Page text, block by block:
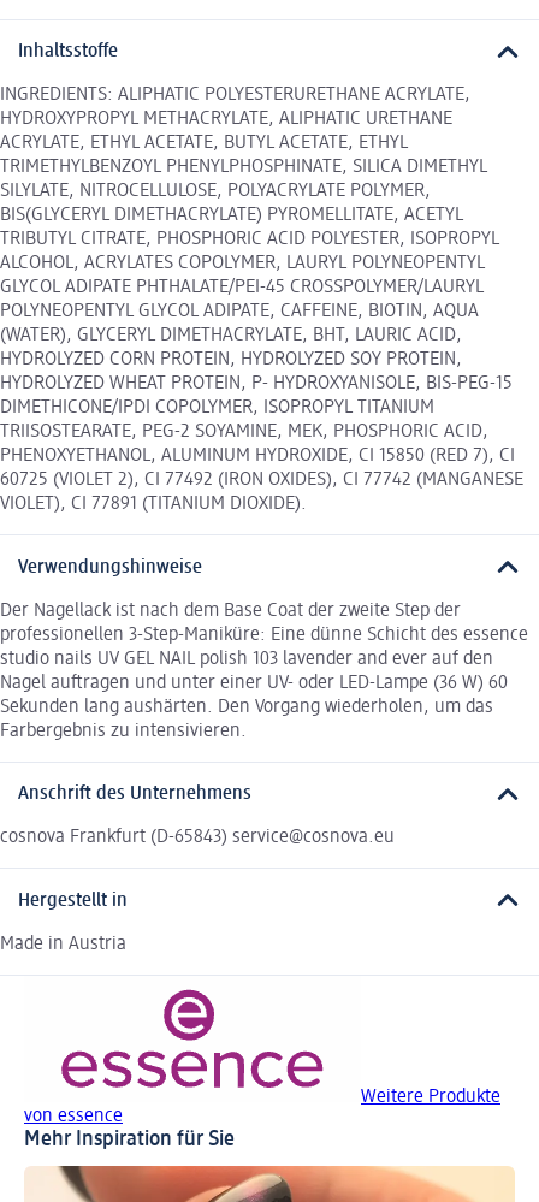
Inhaltsstoffe
INGREDIENTS: ALIPHATIC POLYESTERURETHANE ACRYLATE,
HYDROXYPROPYL METHACRYLATE, ALIPHATIC URETHANE
ACRYLATE, ETHYL ACETATE, BUTYL ACETATE, ETHYL
TRIMETHYLBENZOYL PHENYLPHOSPHINATE, SILICA DIMETHYL
SILYLATE, NITROCELLULOSE, POLYACRYLATE POLYMER,
BIS(GLYCERYL DIMETHACRYLATE) PYROMELLITATE, ACETYL
TRIBUTYL CITRATE, PHOSPHORIC ACID POLYESTER, ISOPROPYL
ALCOHOL, ACRYLATES COPOLYMER, LAURYL POLYNEOPENTYL
GLYCOL ADIPATE PHTHALATE/PEI-45 CROSSPOLYMER/LAURYL
POLYNEOPENTYL GLYCOL ADIPATE, CAFFEINE, BIOTIN, AQUA
(WATER), GLYCERYL DIMETHACRYLATE, BHT, LAURIC ACID,
HYDROLYZED CORN PROTEIN, HYDROLYZED SOY PROTEIN,
HYDROLYZED WHEAT PROTEIN, P- HYDROXYANISOLE, BIS-PEG-15
DIMETHICONE/IPDI COPOLYMER, ISOPROPYL TITANIUM
TRIISOSTEARATE, PEG-2 SOYAMINE, MEK, PHOSPHORIC ACID,
PHENOXYETHANOL, ALUMINUM HYDROXIDE, CI 15850 (RED 7), CI
60725 (VIOLET 2), CI 77492 (IRON OXIDES), CI 77742 (MANGANESE
VIOLET), CI 77891 (TITANIUM DIOXIDE).
Verwendungshinweise
Der Nagellack ist nach dem Base Coat der zweite Step der
professionellen 3-Step-Maniküre: Eine dünne Schicht des essence
studio nails UV GEL NAIL polish 103 lavender and ever auf den
Nagel auftragen und unter einer UV- oder LED-Lampe (36 W) 60
Sekunden lang aushärten. Den Vorgang wiederholen, um das
Farbergebnis zu intensivieren.
Anschrift des Unternehmens
cosnova Frankfurt (D-65843) service@cosnova.eu
Hergestellt in
Made in Austria
Weitere Produkte
von essence
Mehr Inspiration für Sie